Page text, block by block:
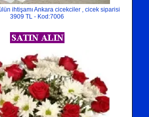
ihtişamı Ankara cicekciler , cicek siparisi
3909 TL - Kod:7006